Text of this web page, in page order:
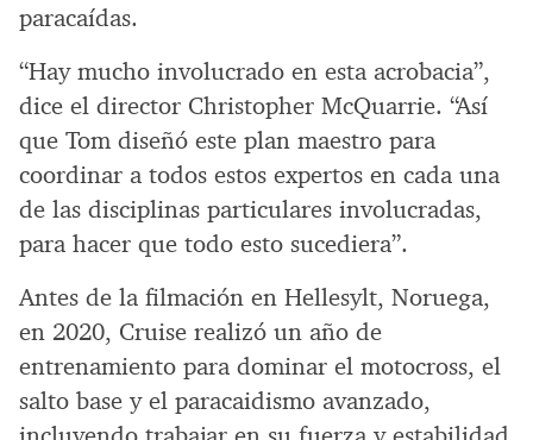
paracaídas.
“Hay mucho involucrado en esta acrobacia”,
dice el director Christopher McQuarrie. “Así
que Tom diseñó este plan maestro para
coordinar a todos estos expertos en cada una
de las disciplinas particulares involucradas,
para hacer que todo esto sucediera”.
Antes de la filmación en Hellesylt, Noruega,
en 2020, Cruise realizó un año de
entrenamiento para dominar el motocross, el
salto base y el paracaidismo avanzado,